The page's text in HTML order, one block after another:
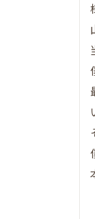
プ
比較表
売
笑
実
取
売却成